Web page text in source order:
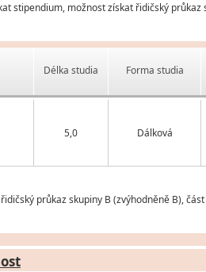
stipendium, možnost získat řidičský
Délka studia Forma studia
5,0 Dálková
průkaz skupiny B (zvýhodněně B),